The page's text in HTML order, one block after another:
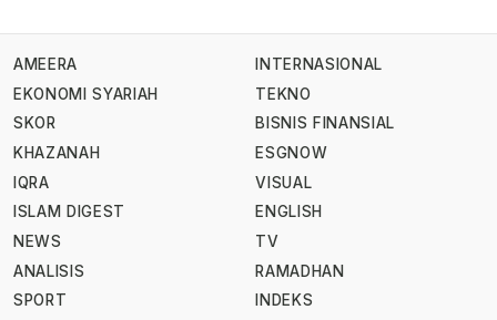
AMEERA
EKONOMI SYARIAH
SKOR
KHAZANAH
IQRA
ISLAM DIGEST
NEWS
ANALISIS
SPORT
INTERNASIONAL
TEKNO
BISNIS FINANSIAL
ESGNOW
VISUAL
ENGLISH
TV
RAMADHAN
INDEKS